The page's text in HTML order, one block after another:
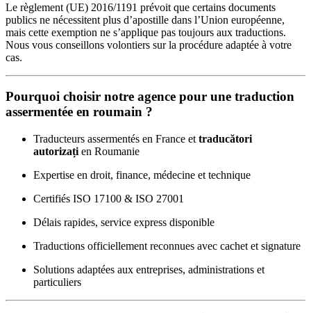
Le règlement (UE) 2016/1191 prévoit que certains documents
publics ne nécessitent plus d’apostille dans l’Union européenne,
mais cette exemption ne s’applique pas toujours aux traductions.
Nous vous conseillons volontiers sur la procédure adaptée à votre
cas.
Pourquoi choisir notre agence pour une traduction
assermentée en roumain ?
Traducteurs assermentés en France et traducători
autorizați en Roumanie
Expertise en droit, finance, médecine et technique
Certifiés ISO 17100 & ISO 27001
Délais rapides, service express disponible
Traductions officiellement reconnues avec cachet et signature
Solutions adaptées aux entreprises, administrations et
particuliers